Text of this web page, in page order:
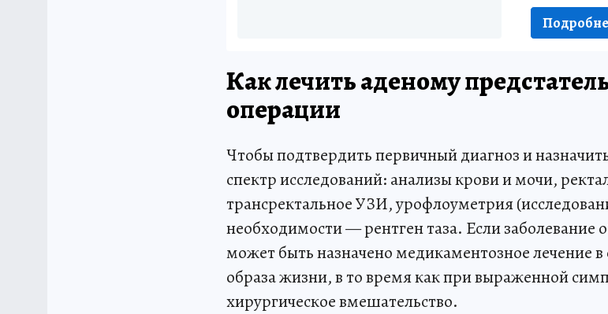
Как лечить аденому
операции
Чтобы подтвердить первичный диагноз и
спектр исследований: анализы крови и мочи,
трансректальное УЗИ, урофлоуметрия
необходимости — рентген таза. Если заболевание
может быть назначено медикаментозное лечение
образа жизни, в то время как при выраженной
хирургическое вмешательство.